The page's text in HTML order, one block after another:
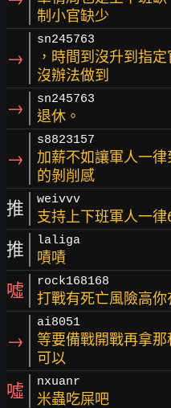
制小官缺少
→
sn245763
，時間到沒升到指
沒辦法做到
→ sn245763
退休。
→
s8823157
加薪不如讓軍人一
的剝削感
推 weivvv
支持上下班軍人一
推 laliga
嘖嘖
噓 rock168168
打戰有死亡風險高你
→
ai8051
等要備戰開戰再拿
可以
噓 nxuanr
米蟲吃屎吧